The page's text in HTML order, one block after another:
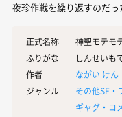
夜珍作戦を繰り返すのだっ
正式名称
神聖モテモ
ふりがな
しんせいも
作者
ながい けん
ジャンル
その他SF・
ギャグ・コ